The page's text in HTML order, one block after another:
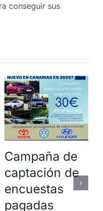
conseguir sus
Campaña de
captación de
encuestas
pagadas